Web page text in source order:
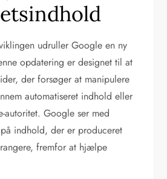
udruller Google en ny
opdatering er designet til at
der forsøger at manipulere
automatiseret indhold eller
autoritet. Google ser med
indhold, der er produceret
fremfor at hjælpe